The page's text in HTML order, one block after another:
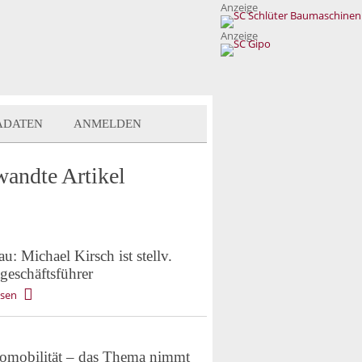
Anzeige
Anzeige
ANMELDEN
Artikel
Michael Kirsch ist stellv.
– das Thema nimmt